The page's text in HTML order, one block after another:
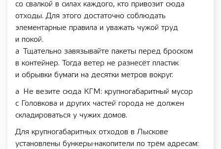
со свалкой в силах каждого, кто привозит сюда
отходы. Для этого достаточно соблюдать
элементарные правила и уважать чужой труд
и покой.
a Тщательно завязывайте пакеты перед броском
в контейнер. Тогда ветер не разнесёт пластик
и обрывки бумаги на десятки метров вокруг.
a Не везите сюда КГМ: крупногабаритный мусор
с Головкова и других частей города не должен
складироваться у чужих домов.
Для крупногабаритных отходов в Лыскове
установлены бункеры-накопители по трём адресам: